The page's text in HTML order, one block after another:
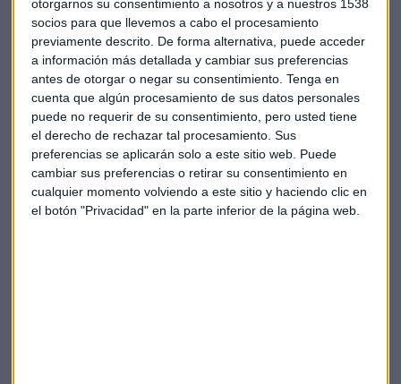
otorgarnos su consentimiento a nosotros y a nuestros 1538
socios para que llevemos a cabo el procesamiento
previamente descrito. De forma alternativa, puede acceder
a información más detallada y cambiar sus preferencias
antes de otorgar o negar su consentimiento. Tenga en
cuenta que algún procesamiento de sus datos personales
puede no requerir de su consentimiento, pero usted tiene
el derecho de rechazar tal procesamiento. Sus
preferencias se aplicarán solo a este sitio web. Puede
cambiar sus preferencias o retirar su consentimiento en
cualquier momento volviendo a este sitio y haciendo clic en
el botón "Privacidad" en la parte inferior de la página web.
responsable de GVC Gaesco Value Minus Growth
Market Neutral
Capital Radio / / 2022-04-28
Belgravia Épsilon es un fondo de retorno absoluto
tanto, trata de conseguir un buen rendimiento en cualquier
entorno de mercado y de controlar de manera exhaustiva la
volatilidad.
El actual es un momento complicado de mercado, con los
bancos centrales virando en sus políticas expansivas, con
elevada inflación, con desaceleración en el crecimiento y